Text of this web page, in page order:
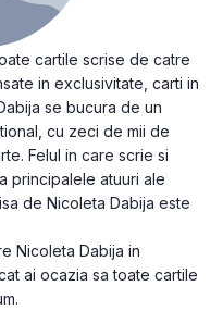
cartile scrise de catre
in exclusivitate, carti in
se bucura de un
cu zeci de mii de
Felul in care scrie si
principalele atuuri ale
de Nicoleta Dabija este
Nicoleta Dabija in
ai ocazia sa toate cartile